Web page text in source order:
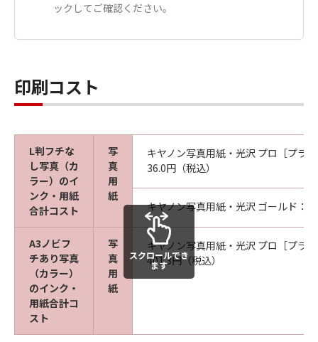
ックしてご確認ください。
印刷コスト
L判フチな
し写真（カ
ラー）のイ
ンク・用紙
合計コスト
写
真
用
紙
キヤノン写真用紙・光沢 プロ［プラ
36.0円（税込）
キヤノン写真用紙・光沢 ゴールド：
A3ノビフ
チあり写真
（カラー）
のインク・
用紙合計コ
スト
写
真
用
紙
キヤノン写真用紙・光沢 プロ［プラ
401.3円（税込）
スクロールでき
ます